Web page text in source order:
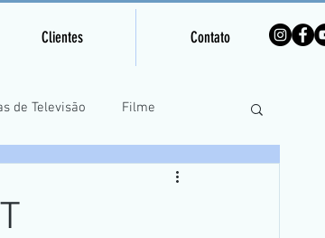
Clientes Contato
de Televisão Filme
Treinamento Piloto Remoto